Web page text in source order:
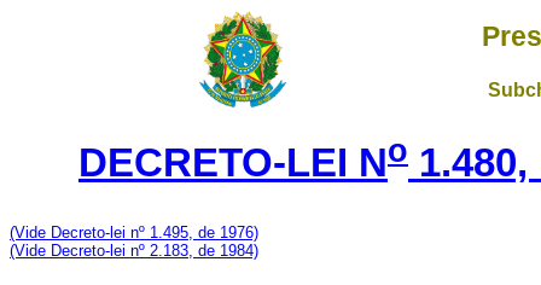
DECRETO-LEI No
(Vide Decreto-lei nº 1.495, de 1976)
(Vide Decreto-lei nº 2.183, de 1984)